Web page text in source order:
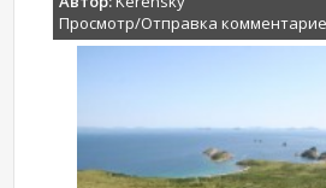
Просмотр/Отправка